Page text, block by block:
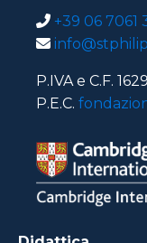
+39 06 7061
P.IVA e C.F.
P.E.C.